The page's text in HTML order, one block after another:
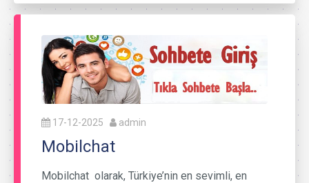
17-12-2025 admin
Mobilchat
Mobilchat olarak, Türkiye’nin en sevimli, en